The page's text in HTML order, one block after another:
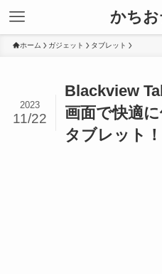
かち
ホーム ガジェット タブレット
Blackview
画面で快適
タブレット！
2023
11/22